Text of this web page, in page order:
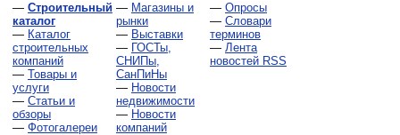
— Строительный
каталог
— Каталог
строительных
компаний
— Товары и
услуги
— Статьи и
обзоры
— Фотогалереи
— Магазины и
рынки
— Выставки
— ГОСТы,
СНИПы,
СанПиНы
— Новости
недвижимости
— Новости
компаний
— Опросы
— Словари
терминов
— Лента
новостей RSS